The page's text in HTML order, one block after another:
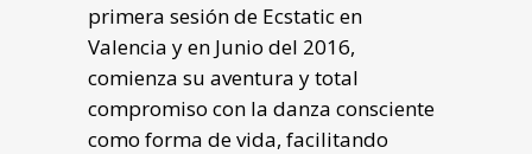
primera sesión de Ecstatic en
Valencia y en Junio del 2016,
comienza su aventura y total
compromiso con la danza consciente
como forma de vida, facilitando